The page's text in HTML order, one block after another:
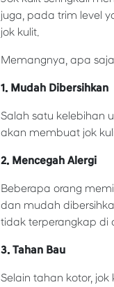
juga, pada trim level
jok kulit.
Memangnya, apa
1. Mudah Dibersihkan
Salah satu kelebihan
akan membuat jok
2. Mencegah Alergi
Beberapa orang
dan mudah
tidak terperangkap di
3. Tahan Bau
Selain tahan kotor,